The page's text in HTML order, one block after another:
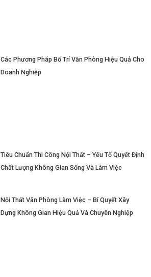
Các Phương Pháp Bố Trí Văn Phòng Hiệu Quả Cho
Doanh Nghiệp
Tiêu Chuẩn Thi Công Nội Thất – Yếu Tố Quyết Định
Chất Lượng Không Gian Sống Và Làm Việc
Nội Thất Văn Phòng Làm Việc – Bí Quyết Xây
Dựng Không Gian Hiệu Quả Và Chuyên Nghiệp